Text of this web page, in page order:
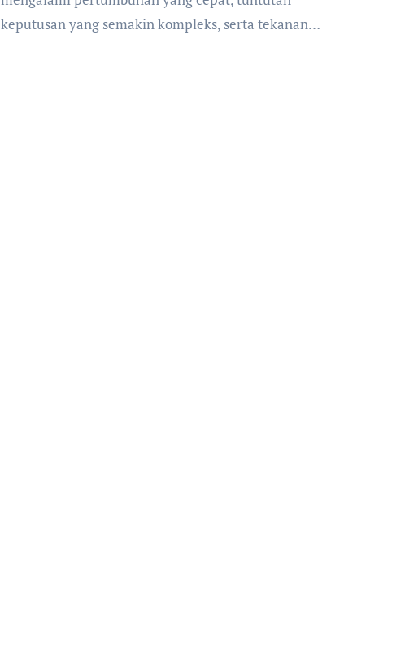
keputusan yang semakin kompleks, serta tekanan…